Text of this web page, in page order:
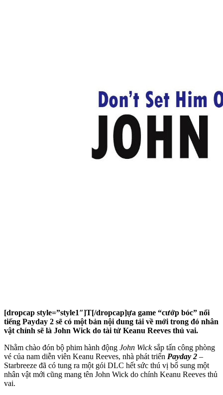
[dropcap style=”style1″]T[/dropcap]ựa game “cướp bóc” nổi
tiếng Payday 2 sẽ có một bản nội dung tải về mới trong đó nhân
vật chính sẽ là John Wick do tài tử Keanu Reeves thủ vai.
Nhằm chào đón bộ phim hành động John Wicksắp tấn công phòng
vé của nam diễn viên Keanu Reeves, nhà phát triển Payday 2 –
Starbreeze đã có tung ra một gói DLC hết sức thú vị bổ sung một
nhân vật mới cũng mang tên John Wick do chính Keanu Reeves thủ
vai.